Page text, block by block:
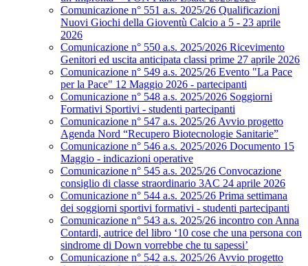
Comunicazione n° 551 a.s. 2025/26 Qualificazioni
Nuovi Giochi della Gioventù Calcio a 5 - 23 aprile
2026
Comunicazione n° 550 a.s. 2025/2026 Ricevimento
Genitori ed uscita anticipata classi prime 27 aprile 2026
Comunicazione n° 549 a.s. 2025/26 Evento "La Pace
per la Pace" 12 Maggio 2026 - partecipanti
Comunicazione n° 548 a.s. 2025/2026 Soggiorni
Formativi Sportivi - studenti partecipanti
Comunicazione n° 547 a.s. 2025/26 Avvio progetto
Agenda Nord “Recupero Biotecnologie Sanitarie”
Comunicazione n° 546 a.s. 2025/2026 Documento 15
Maggio - indicazioni operative
Comunicazione n° 545 a.s. 2025/26 Convocazione
consiglio di classe straordinario 3AC 24 aprile 2026
Comunicazione n° 544 a.s. 2025/26 Prima settimana
dei soggiorni sportivi formativi - studenti partecipanti
Comunicazione n° 543 a.s. 2025/26 incontro con Anna
Contardi, autrice del libro ‘10 cose che una persona con
sindrome di Down vorrebbe che tu sapessi’
Comunicazione n° 542 a.s. 2025/26 Avvio progetto